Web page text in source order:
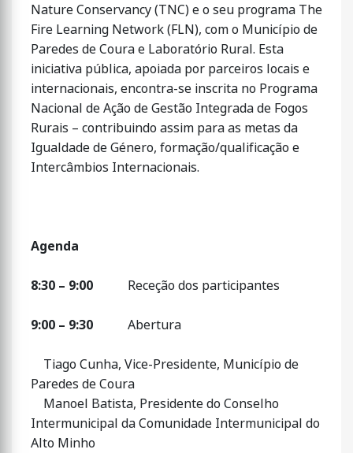
Nature Conservancy (TNC) e o seu programa The
Fire Learning Network (FLN), com o Município de
Paredes de Coura e Laboratório Rural. Esta
iniciativa pública, apoiada por parceiros locais e
internacionais, encontra-se inscrita no Programa
Nacional de Ação de Gestão Integrada de Fogos
Rurais – contribuindo assim para as metas da
Igualdade de Género, formação/qualificação e
Intercâmbios Internacionais.
Agenda
8:30 – 9:00 Receção dos participantes
9:00 – 9:30 Abertura
Tiago Cunha, Vice-Presidente, Município de
Paredes de Coura
Manoel Batista, Presidente do Conselho
Intermunicipal da Comunidade Intermunicipal do
Alto Minho